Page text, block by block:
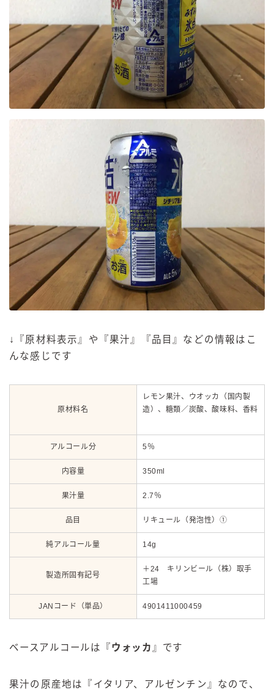
↓『原材料表示』や『果汁』『品目』などの情報はこ
んな感じです
原材料名
レモン果汁、ウオッカ（国内製
造）、糖類／炭酸、酸味料、香料
アルコール分 5％
内容量 350ml
果汁量 2.7％
品目 リキュール（発泡性）①
純アルコール量 14g
製造所固有記号
＋24 キリンビール（株）取手
工場
JANコード（単品） 4901411000459
ベースアルコールは『ウォッカ 』です
果汁の原産地は『イタリア、アルゼンチン』なので、